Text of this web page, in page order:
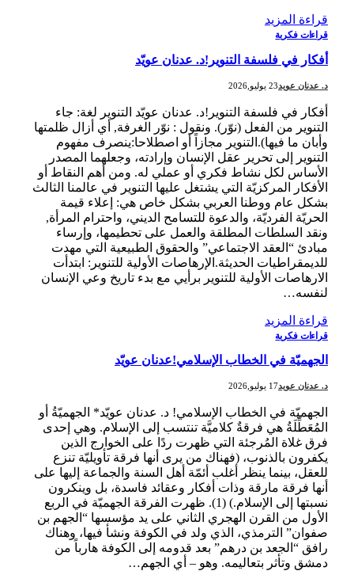
قراءة المزيد
قراءات فكرية
أفكار في فلسفة التنوير!د. عدنان عويّد
د. عدنان عويد23 يوليو,2026
أفكار في فلسفة التنوير!د. عدنان عويّد التنوير لغة: جاء
التنوير من الفعل (نوّر). ونقول : نوّر الغرفة, أي أزال ظلمتها
وأبان ما فيها).التنوير مجازاً أو اصطلاحا:ينصرف مفهوم
التنوير إلى تحرير عقل الإنسان وإرادته، وجعلهما المصدر
الأساس لكل نشاط فكري أو عملي له. ومن أهم النقاط أو
الأفكار المركزيّة التي يشتغل عليها التنوير في عالمنا الثالث
بشكل عام ووطنا العربي بشكل خاص هي: إعلاء قيمة
الحريّة الفرديّة، والدعوة للتسامح الديني، واحترام المرأة,
ونقد السلطات المطلقة والعمل على تحطيمها، وإرساء
مبادئ “العقد الاجتماعي” والحقوق الطبيعية التي مهدت
للديمقراطيات الحديثة.الإرهاصات الأولية للتنوير: ابتدأت
الارهاصات الأولية للتنوير برأيي مع بدء تاريخ وعي الإنسان
لنفسه…
قراءة المزيد
قراءات فكرية
الجهميّة في الخطاب الإسلامي!عدنان عويّد
د. عدنان عويد17 يوليو,2026
الجهميّة في الخطاب الإسلامي! د. عدنان عويّد* الجهميّةُ أو
المُعَطِّلَةُ هي فرقةٌ كلاميَّة تنتسب إلى الإسلام. وهي إحدى
فرق غلاة المُرجئة التي ظهرت ردًا على الخوارج الذين
يكفرون بالذنوب، (فهناك من يرى أنها فرقة تأويليّة تنزع
للعقل، بينما ينظر أغلب أئمّة أهل السنة والجماعة إليها على
أنها فرقة مارقة وذات أفكار وعقائد فاسدة، بل وينكرون
نسبتها إلى الإسلام.) (1). ظهرت الفرقة الجهميّة في الربع
الأول من القرن الهجري الثاني على يد مؤسسها “الجهم بن
صفوان” الترمذي، الذي ولد في الكوفة ونشأ فيها، وهناك
رافق “الجعد بن درهم” بعد قدومه إلى الكوفة هارباً من
دمشق وتأثر بتعاليمه. وهو – أي الجهم…